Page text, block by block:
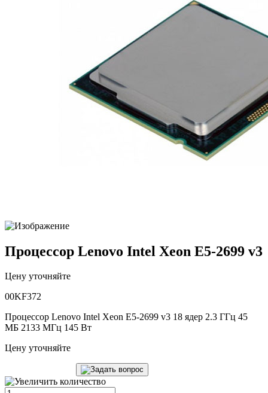
Процессор Lenovo Intel Xeon E5-2699 v3
Цену уточняйте
00KF372
Процессор Lenovo Intel Xeon E5-2699 v3 18 ядер 2.3 ГГц 45
МБ 2133 МГц 145 Вт
Цену уточняйте